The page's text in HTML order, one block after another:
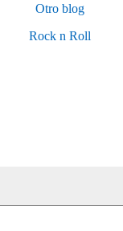
Otro blog
Rock n Roll